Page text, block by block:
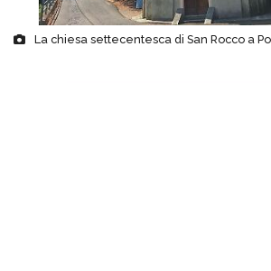
La chiesa settecentesca di San Rocco a